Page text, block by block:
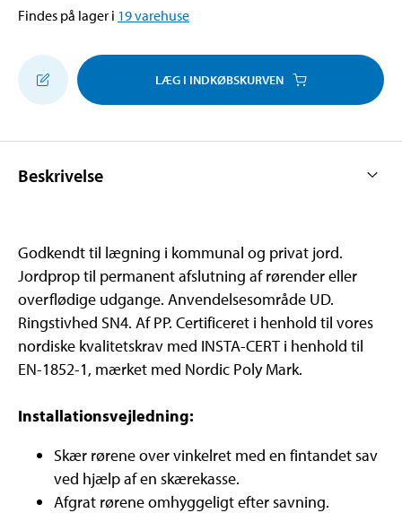
Findes på lager i 19varehuse
LÆG I INDKØBSKURVEN
Beskrivelse
Godkendt til lægning i kommunal og privat jord.
Jordprop til permanent afslutning af rørender eller
overflødige udgange. Anvendelsesområde UD.
Ringstivhed SN4. Af PP. Certificeret i henhold til vores
nordiske kvalitetskrav med INSTA-CERT i henhold til
EN-1852-1, mærket med Nordic Poly Mark.
Installationsvejledning:
Skær rørene over vinkelret med en fintandet sav
ved hjælp af en skærekasse.
Afgrat rørene omhyggeligt efter savning.